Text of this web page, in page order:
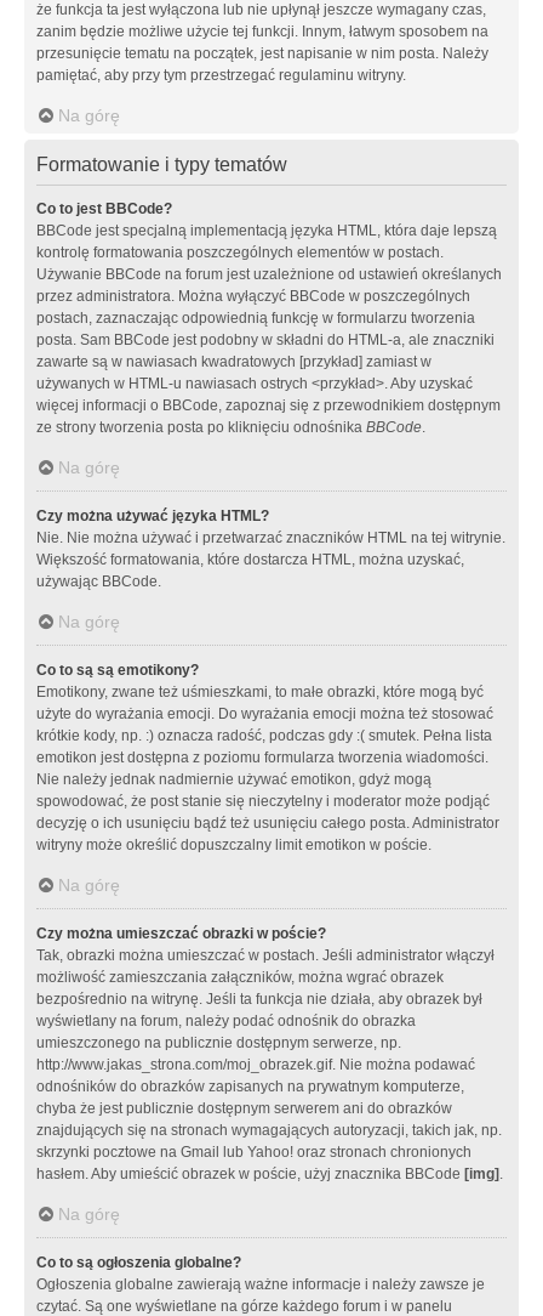
że funkcja ta jest wyłączona lub nie upłynął jeszcze wymagany czas,
zanim będzie możliwe użycie tej funkcji. Innym, łatwym sposobem na
przesunięcie tematu na początek, jest napisanie w nim posta. Należy
pamiętać, aby przy tym przestrzegać regulaminu witryny.
Na górę
Formatowanie i typy tematów
Co to jest BBCode?
BBCode jest specjalną implementacją języka HTML, która daje lepszą
kontrolę formatowania poszczególnych elementów w postach.
Używanie BBCode na forum jest uzależnione od ustawień określanych
przez administratora. Można wyłączyć BBCode w poszczególnych
postach, zaznaczając odpowiednią funkcję w formularzu tworzenia
posta. Sam BBCode jest podobny w składni do HTML-a, ale znaczniki
zawarte są w nawiasach kwadratowych [przykład] zamiast w
używanych w HTML-u nawiasach ostrych <przykład>. Aby uzyskać
więcej informacji o BBCode, zapoznaj się z przewodnikiem dostępnym
ze strony tworzenia posta po kliknięciu odnośnika BBCode.
Na górę
Czy można używać języka HTML?
Nie. Nie można używać i przetwarzać znaczników HTML na tej witrynie.
Większość formatowania, które dostarcza HTML, można uzyskać,
używając BBCode.
Na górę
Co to są są emotikony?
Emotikony, zwane też uśmieszkami, to małe obrazki, które mogą być
użyte do wyrażania emocji. Do wyrażania emocji można też stosować
krótkie kody, np. :) oznacza radość, podczas gdy :( smutek. Pełna lista
emotikon jest dostępna z poziomu formularza tworzenia wiadomości.
Nie należy jednak nadmiernie używać emotikon, gdyż mogą
spowodować, że post stanie się nieczytelny i moderator może podjąć
decyzję o ich usunięciu bądź też usunięciu całego posta. Administrator
witryny może określić dopuszczalny limit emotikon w poście.
Na górę
Czy można umieszczać obrazki w poście?
Tak, obrazki można umieszczać w postach. Jeśli administrator włączył
możliwość zamieszczania załączników, można wgrać obrazek
bezpośrednio na witrynę. Jeśli ta funkcja nie działa, aby obrazek był
wyświetlany na forum, należy podać odnośnik do obrazka
umieszczonego na publicznie dostępnym serwerze, np.
http://www.jakas_strona.com/moj_obrazek.gif. Nie można podawać
odnośników do obrazków zapisanych na prywatnym komputerze,
chyba że jest publicznie dostępnym serwerem ani do obrazków
znajdujących się na stronach wymagających autoryzacji, takich jak, np.
skrzynki pocztowe na Gmail lub Yahoo! oraz stronach chronionych
hasłem. Aby umieścić obrazek w poście, użyj znacznika BBCode [img] .
Na górę
Co to są ogłoszenia globalne?
Ogłoszenia globalne zawierają ważne informacje i należy zawsze je
czytać. Są one wyświetlane na górze każdego forum i w panelu